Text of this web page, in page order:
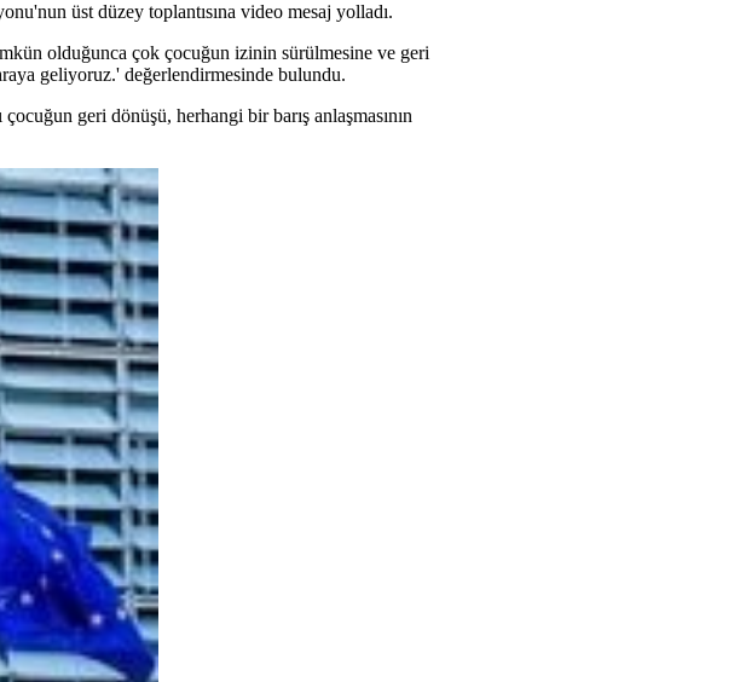
üst düzey toplantısına video mesaj yolladı.
olduğunca çok çocuğun izinin sürülmesine ve geri
geliyoruz.' değerlendirmesinde bulundu.
geri dönüşü, herhangi bir barış anlaşmasının